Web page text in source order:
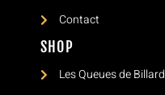
Contact
SHOP
Les Queues de Billard